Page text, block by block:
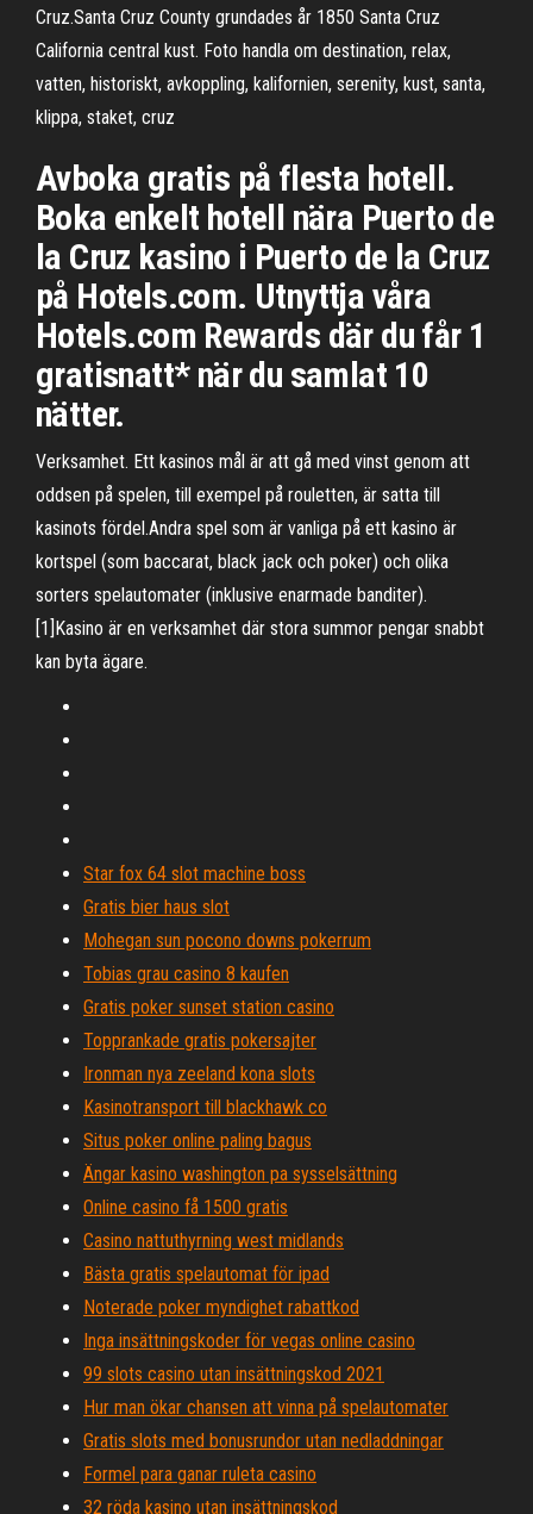
Cruz.Santa Cruz County grundades år 1850 Santa Cruz
California central kust. Foto handla om destination, relax,
vatten, historiskt, avkoppling, kalifornien, serenity, kust, santa,
klippa, staket, cruz
Avboka gratis på flesta hotell.
Boka enkelt hotell nära Puerto de
la Cruz kasino i Puerto de la Cruz
på Hotels.com. Utnyttja våra
Hotels.com Rewards där du får 1
gratisnatt* när du samlat 10
nätter.
Verksamhet. Ett kasinos mål är att gå med vinst genom att
oddsen på spelen, till exempel på rouletten, är satta till
kasinots fördel.Andra spel som är vanliga på ett kasino är
kortspel (som baccarat, black jack och poker) och olika
sorters spelautomater (inklusive enarmade banditer).
[1]Kasino är en verksamhet där stora summor pengar snabbt
kan byta ägare.
Star fox 64 slot machine boss
Gratis bier haus slot
Mohegan sun pocono downs pokerrum
Tobias grau casino 8 kaufen
Gratis poker sunset station casino
Topprankade gratis pokersajter
Ironman nya zeeland kona slots
Kasinotransport till blackhawk co
Situs poker online paling bagus
Ängar kasino washington pa sysselsättning
Online casino få 1500 gratis
Casino nattuthyrning west midlands
Bästa gratis spelautomat för ipad
Noterade poker myndighet rabattkod
Inga insättningskoder för vegas online casino
99 slots casino utan insättningskod 2021
Hur man ökar chansen att vinna på spelautomater
Gratis slots med bonusrundor utan nedladdningar
Formel para ganar ruleta casino
32 röda kasino utan insättningskod